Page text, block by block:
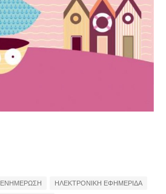
ΕΝΗΜΕΡΩΣΗ
ΗΛΕΚΤΡΟΝΙΚΗ ΕΦΗΜΕΡΙΔΑ